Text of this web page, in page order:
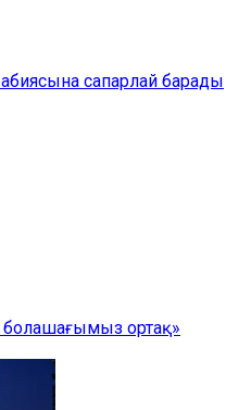
сапарлай барады
ортақ»